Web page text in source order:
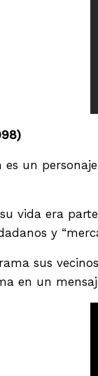
es un
vida era
y
sus
en un